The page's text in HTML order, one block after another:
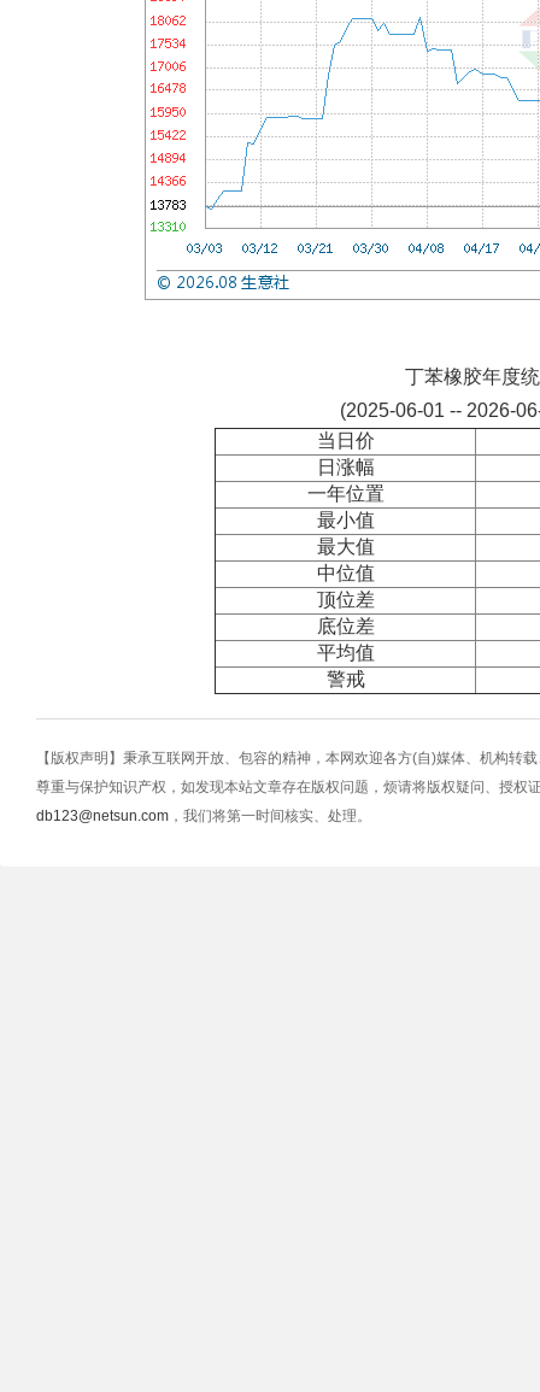
丁苯橡胶年度
(2025-06-01 -- 2026-
当日价
日涨幅
一年位置
最小值
最大值
中位值
顶位差
底位差
平均值
警戒
【版权声明】秉承互联网开放、包容的精神，本网欢迎各方(自)媒体、机构转
尊重与保护知识产权，如发现本站文章存在版权问题，烦请将版权疑问、授权
db123@netsun.com ，我们将第一时间核实、处理。